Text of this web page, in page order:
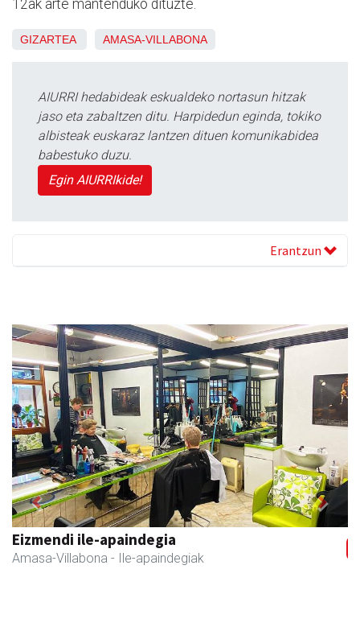
12ak arte mantenduko dituzte.
GIZARTEA AMASA-VILLABONA
AIURRI hedabideak eskualdeko nortasun hitzak
jaso eta zabaltzen ditu. Harpidedun eginda, tokiko
albisteak euskaraz lantzen dituen komunikabidea
babestuko duzu.
Egin AIURRIkide!
Erantzun
Eizmendi ile-apaindegia
Amasa-Villabona - Ile-apaindegiak
Previous Next